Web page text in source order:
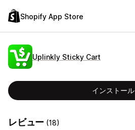
Shopify App Store
Uplinkly Sticky Cart
インストール
レビュー (18)